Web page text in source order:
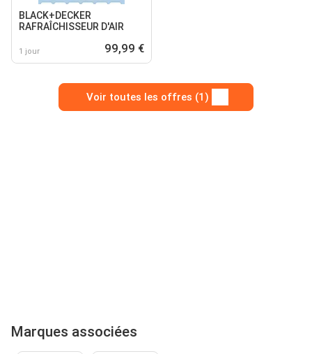
BLACK+DECKER
RAFRAÎCHISSEUR D'AIR
1 jour 99,99 €
Voir toutes les offres (1)
Marques associées